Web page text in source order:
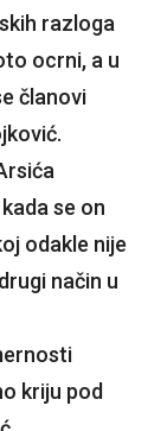
razloga
ocrni, a u
članovi
se on
odakle nije
način u
kriju pod